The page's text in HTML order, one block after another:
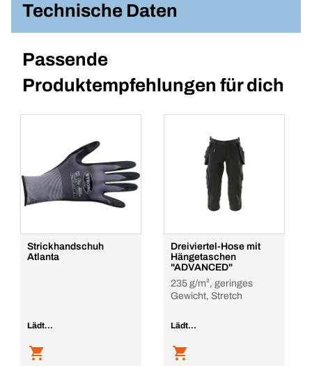
Technische Daten
Passende
Produktempfehlungen für dich
Strickhandschuh
Atlanta
Lädt...
Dreiviertel-Hose mit
Hängetaschen
"ADVANCED"
235 g/m², geringes
Gewicht, Stretch
Lädt...